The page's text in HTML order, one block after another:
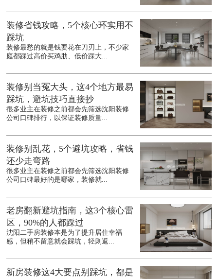
装修省钱攻略，5个核心环实用不
踩坑
装修最愁的就是钱要花在刀刃上，不少家
庭都踩过高价买鸡肋、低价踩大...
装修别当冤大头，这4个地方最易
踩坑，避坑技巧直接抄
很多业主在装修之前都会先筛选沈阳装修
公司口碑排行，以保证装修质量...
装修别乱花，5个避坑攻略，省钱
还少走弯路
很多业主在装修之前都会先筛选沈阳装修
公司口碑最好的是哪家，装修就...
老房翻新避坑指南，这3个核心雷
区，90%的人都踩过
沈阳二手房装修本是为了提升居住幸福
感，但稍不留意就会踩坑，轻则返...
新房装修这4大要点别踩坑，都是